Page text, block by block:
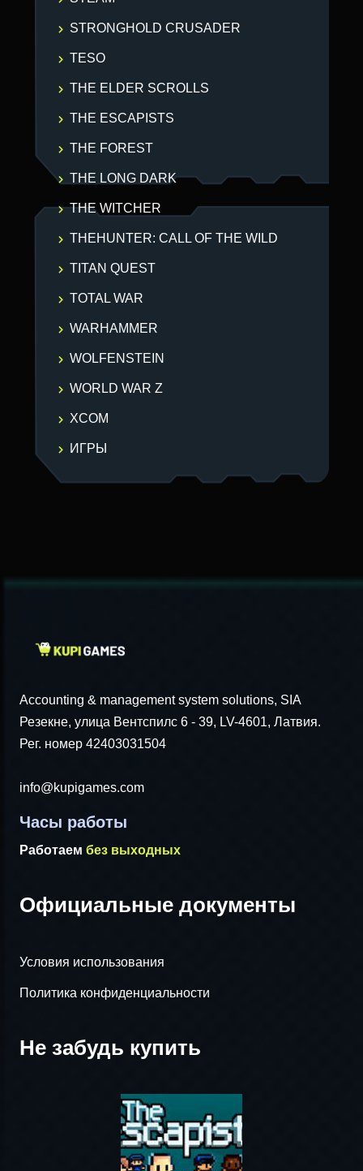
STRONGHOLD CRUSADER
TESO
THE ELDER SCROLLS
THE ESCAPISTS
THE FOREST
THE LONG DARK
THE WITCHER
THEHUNTER: CALL OF THE WILD
TITAN QUEST
TOTAL WAR
WARHAMMER
WOLFENSTEIN
WORLD WAR Z
XCOM
ИГРЫ
Accounting & management system solutions, SIA
Резекне, улица Вентспилс 6 - 39, LV-4601, Латвия.
Рег. номер 42403031504
info@kupigames.com
Часы работы
Работаем без выходных
Официальные документы
Условия использования
Политика конфиденциальности
Не забудь купить